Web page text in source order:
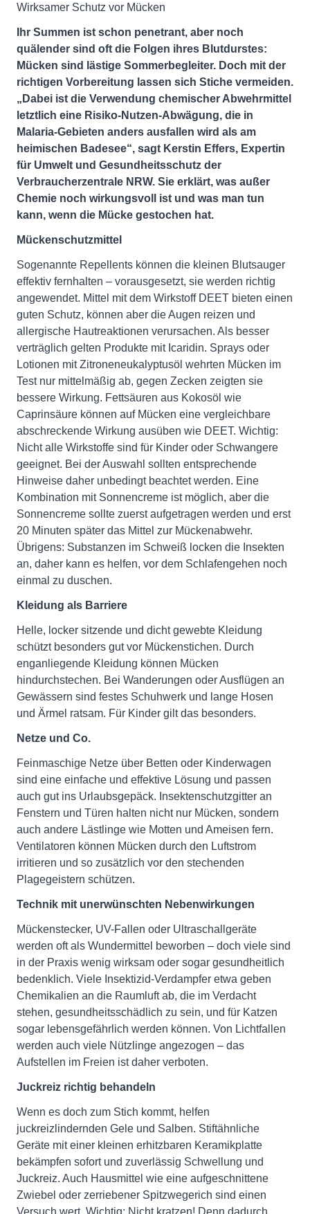
Wirksamer Schutz vor Mücken
Ihr Summen ist schon penetrant, aber noch
quälender sind oft die Folgen ihres Blutdurstes:
Mücken sind lästige Sommerbegleiter. Doch mit der
richtigen Vorbereitung lassen sich Stiche vermeiden.
„Dabei ist die Verwendung chemischer Abwehrmittel
letztlich eine Risiko-Nutzen-Abwägung, die in
Malaria-Gebieten anders ausfallen wird als am
heimischen Badesee“, sagt Kerstin Effers, Expertin
für Umwelt und Gesundheitsschutz der
Verbraucherzentrale NRW. Sie erklärt, was außer
Chemie noch wirkungsvoll ist und was man tun
kann, wenn die Mücke gestochen hat.
Mückenschutzmittel
Sogenannte Repellents können die kleinen Blutsauger
effektiv fernhalten – vorausgesetzt, sie werden richtig
angewendet. Mittel mit dem Wirkstoff DEET bieten einen
guten Schutz, können aber die Augen reizen und
allergische Hautreaktionen verursachen. Als besser
verträglich gelten Produkte mit Icaridin. Sprays oder
Lotionen mit Zitroneneukalyptusöl wehrten Mücken im
Test nur mittelmäßig ab, gegen Zecken zeigten sie
bessere Wirkung. Fettsäuren aus Kokosöl wie
Caprinsäure können auf Mücken eine vergleichbare
abschreckende Wirkung ausüben wie DEET. Wichtig:
Nicht alle Wirkstoffe sind für Kinder oder Schwangere
geeignet. Bei der Auswahl sollten entsprechende
Hinweise daher unbedingt beachtet werden. Eine
Kombination mit Sonnencreme ist möglich, aber die
Sonnencreme sollte zuerst aufgetragen werden und erst
20 Minuten später das Mittel zur Mückenabwehr.
Übrigens: Substanzen im Schweiß locken die Insekten
an, daher kann es helfen, vor dem Schlafengehen noch
einmal zu duschen.
Kleidung als Barriere
Helle, locker sitzende und dicht gewebte Kleidung
schützt besonders gut vor Mückenstichen. Durch
enganliegende Kleidung können Mücken
hindurchstechen. Bei Wanderungen oder Ausflügen an
Gewässern sind festes Schuhwerk und lange Hosen
und Ärmel ratsam. Für Kinder gilt das besonders.
Netze und Co.
Feinmaschige Netze über Betten oder Kinderwagen
sind eine einfache und effektive Lösung und passen
auch gut ins Urlaubsgepäck. Insektenschutzgitter an
Fenstern und Türen halten nicht nur Mücken, sondern
auch andere Lästlinge wie Motten und Ameisen fern.
Ventilatoren können Mücken durch den Luftstrom
irritieren und so zusätzlich vor den stechenden
Plagegeistern schützen.
Technik mit unerwünschten Nebenwirkungen
Mückenstecker, UV-Fallen oder Ultraschallgeräte
werden oft als Wundermittel beworben – doch viele sind
in der Praxis wenig wirksam oder sogar gesundheitlich
bedenklich. Viele Insektizid-Verdampfer etwa geben
Chemikalien an die Raumluft ab, die im Verdacht
stehen, gesundheitsschädlich zu sein, und für Katzen
sogar lebensgefährlich werden können. Von Lichtfallen
werden auch viele Nützlinge angezogen ­– das
Aufstellen im Freien ist daher verboten.
Juckreiz richtig behandeln
Wenn es doch zum Stich kommt, helfen
juckreizlindernden Gele und Salben. Stiftähnliche
Geräte mit einer kleinen erhitzbaren Keramikplatte
bekämpfen sofort und zuverlässig Schwellung und
Juckreiz. Auch Hausmittel wie eine aufgeschnittene
Zwiebel oder zerriebener Spitzwegerich sind einen
Versuch wert. Wichtig: Nicht kratzen! Denn dadurch